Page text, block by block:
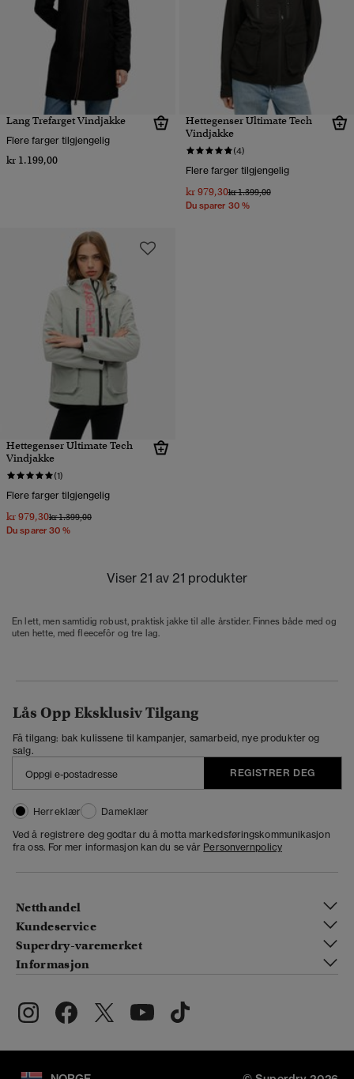
Lang Trefarget Vindjakke
Flere farger tilgjengelig
kr 1.199,00
Hettegenser Ultimate Tech
Vindjakke
(4)
Flere farger tilgjengelig
kr 979,30Pris nedsatt fra
kr 1.399,00til
Du sparer 30 %
Hettegenser Ultimate Tech
Vindjakke
(1)
Flere farger tilgjengelig
kr 979,30Pris nedsatt fra
kr 1.399,00til
Du sparer 30 %
Viser 21 av 21 produkter
En lett, men samtidig robust, praktisk jakke til alle årstider. Finnes både med og
uten hette, med fleecefôr og tre lag.
Lås Opp Eksklusiv Tilgang
Få tilgang: bak kulissene til kampanjer, samarbeid, nye produkter og
salg.
REGISTRER DEG
Herreklær
Dameklær
Ved å registrere deg godtar du å motta markedsføringskommunikasjon
fra oss. For mer informasjon kan du se vår Personvernpolicy
Netthandel
Kundeservice
Superdry-varemerket
Informasjon